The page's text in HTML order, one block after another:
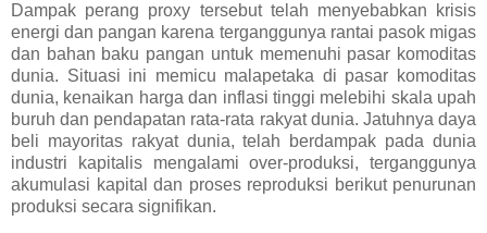
Dampak perang proxy tersebut telah menyebabkan krisis
energi dan pangan karena terganggunya rantai pasok migas
dan bahan baku pangan untuk memenuhi pasar komoditas
dunia. Situasi ini memicu malapetaka di pasar komoditas
dunia, kenaikan harga dan inflasi tinggi melebihi skala upah
buruh dan pendapatan rata-rata rakyat dunia. Jatuhnya daya
beli mayoritas rakyat dunia, telah berdampak pada dunia
industri kapitalis mengalami over-produksi, terganggunya
akumulasi kapital dan proses reproduksi berikut penurunan
produksi secara signifikan.